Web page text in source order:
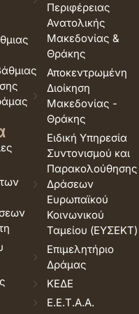
Περιφέρειας
Ανατολικής
Μακεδονίας &
Θράκης
Αποκεντρωμένη
Διοίκηση
Μακεδονίας -
Θράκης
Ειδική Υπηρεσία
Συντονισμού και
Παρακολούθησης
Δράσεων
Ευρωπαϊκού
Κοινωνικού
Ταμείου (ΕΥΣΕΚΤ)
Επιμελητήριο
Δράμας
ΚΕΔΕ
Ε.Ε.Τ.Α.Α.